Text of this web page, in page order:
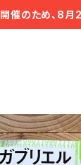
催のため、8月